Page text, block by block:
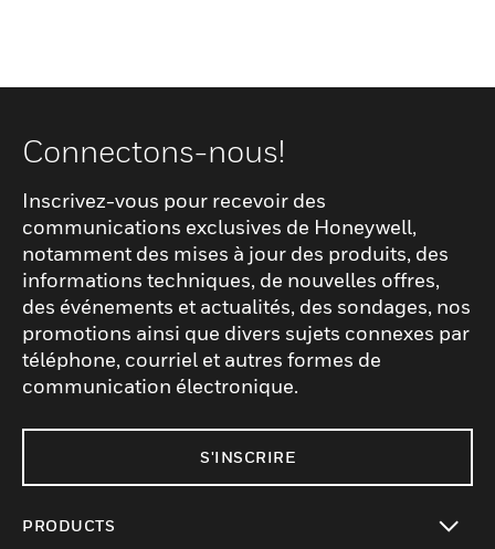
Connectons-nous!
Inscrivez-vous pour recevoir des
communications exclusives de Honeywell,
notamment des mises à jour des produits, des
informations techniques, de nouvelles offres,
des événements et actualités, des sondages, nos
promotions ainsi que divers sujets connexes par
téléphone, courriel et autres formes de
communication électronique.
S'INSCRIRE
PRODUCTS